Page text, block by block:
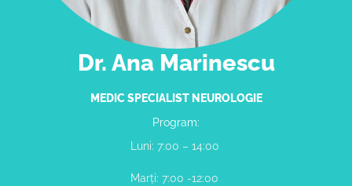
Dr. Ana Marinescu
MEDIC SPECIALIST NEUROLOGIE
Program:
Luni: 7:00 – 14:00
Marți: 7:00 -12:00